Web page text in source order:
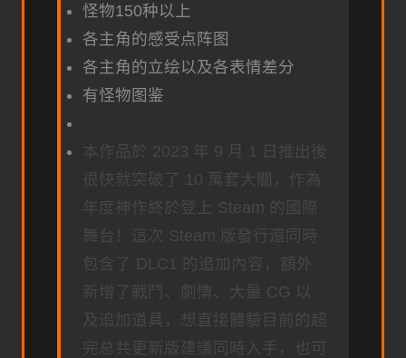
怪物150种以上
各主角的感受点阵图
各主角的立绘以及各表情差分
有怪物图鉴
本作品於 2023 年 9 月 1 日推出後
很快就突破了 10 萬套大關，作為
年度神作終於登上 Steam 的國際
舞台！這次 Steam 版發行還同時
包含了 DLC1 的追加內容，額外
新增了戰鬥、劇情、大量 CG 以
及追加道具，想直接體驗目前的超
完总共更新版建議同時入手，也可